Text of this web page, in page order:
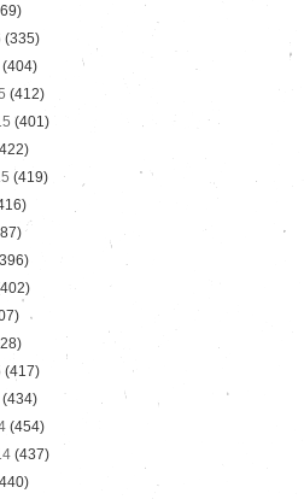
(335)
(404)
(412)
(401)
(419)
(417)
(434)
(454)
(437)